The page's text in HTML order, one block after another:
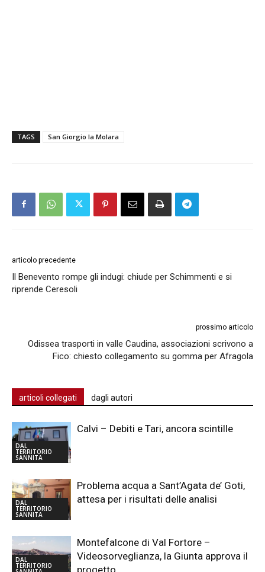
TAGS San Giorgio la Molara
articolo precedente
Il Benevento rompe gli indugi: chiude per Schimmenti e si
riprende Ceresoli
prossimo articolo
Odissea trasporti in valle Caudina, associazioni scrivono a
Fico: chiesto collegamento su gomma per Afragola
articoli collegati dagli autori
DAL
TERRITORIO
SANNITA
Calvi – Debiti e Tari, ancora scintille
DAL
TERRITORIO
SANNITA
Problema acqua a Sant’Agata de’ Goti,
attesa per i risultati delle analisi
DAL
TERRITORIO
Montefalcone di Val Fortore –
Videosorveglianza, la Giunta approva il
progetto